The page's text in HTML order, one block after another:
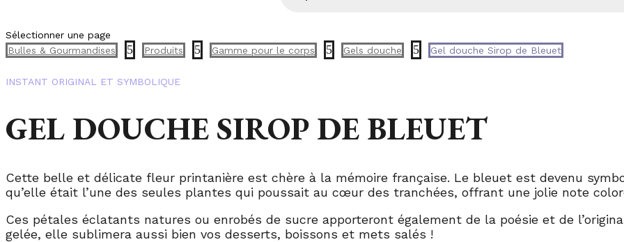
Sélectionner une page
Bulles & Gourmandises
5 Produits 5 Gamme pour le corps 5 Gels douche 5 Gel douche Sirop de Bleuet
INSTANT ORIGINAL ET SYMBOLIQUE
GEL DOUCHE SIROP DE BLEUET
Cette belle et délicate fleur printanière est chère à la mémoire française. Le bleuet est devenu
qu’elle était l’une des seules plantes qui poussait au cœur des tranchées, offrant une jolie note
Ces pétales éclatants natures ou enrobés de sucre apporteront également de la poésie et de
gelée, elle sublimera aussi bien vos desserts, boissons et mets salés !